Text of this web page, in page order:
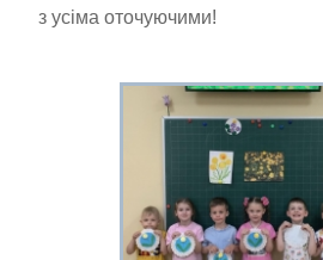
з усіма оточуючими!